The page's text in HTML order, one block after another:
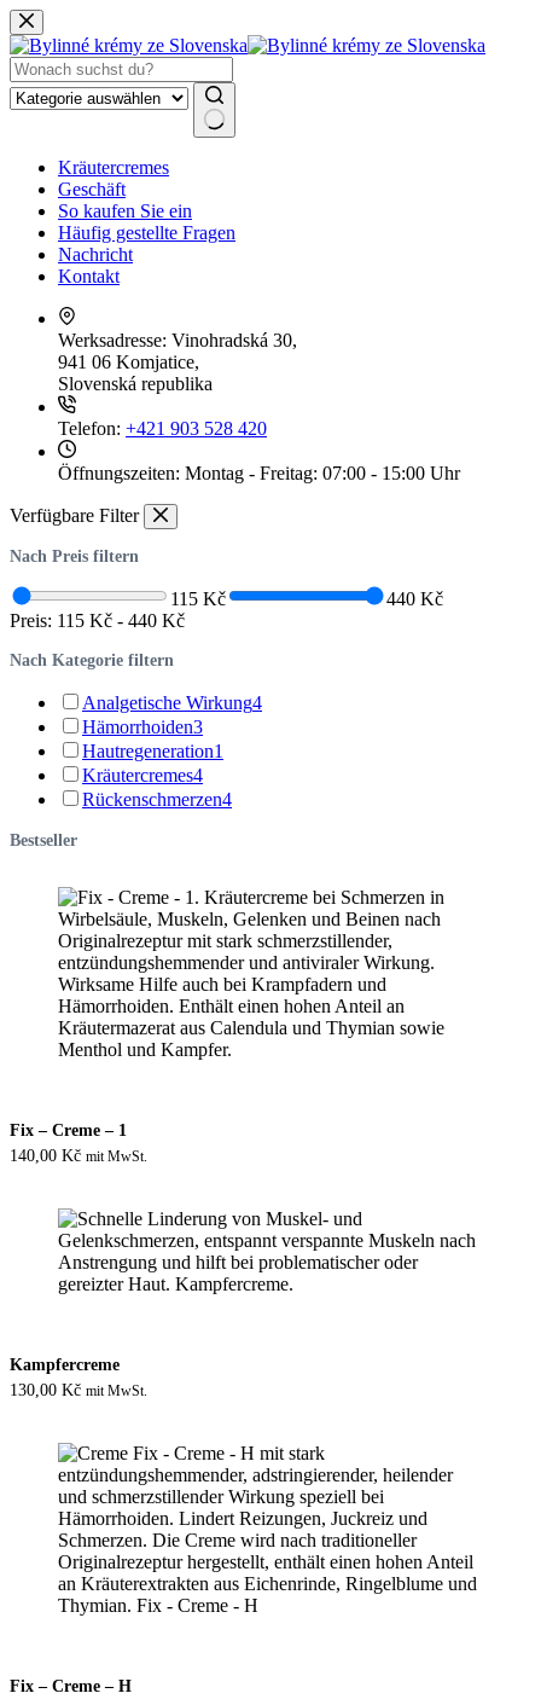
Zum
Inhalt
springen
ErgebnisseKräutercremes
Geschäft
So kaufen Sie ein
Häufig gestellte Fragen
Nachricht
Kontakt
Werksadresse: Vinohradská 30,
941 06 Komjatice,
Slovenská republika
Telefon: +421 903 528 420
Öffnungszeiten: Montag - Freitag: 07:00 - 15:00 Uhr
Verfügbare Filter
Nach Preis filtern
115 Kč
440 Kč
Preis: 115 Kč - 440 Kč
Nach Kategorie filtern
Analgetische Wirkung4
Hämorrhoiden3
Hautregeneration1
Kräutercremes4
Rückenschmerzen4
Bestseller
Fix – Creme – 1
140,00 Kč mit MwSt.
Kampfercreme
130,00 Kč mit MwSt.
Fix – Creme – H